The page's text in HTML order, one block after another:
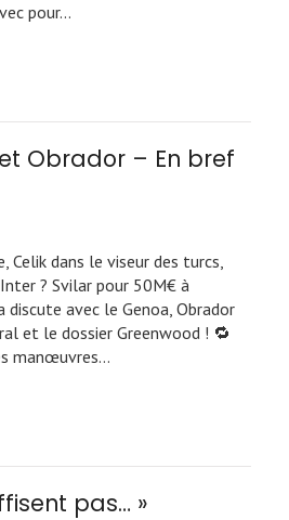
pour…
Obrador – En bref
Celik dans le viseur des turcs,
? Svilar pour 50M€ à
discute avec le Genoa, Obrador
et le dossier Greenwood ! 🔁
manœuvres…
pas… »